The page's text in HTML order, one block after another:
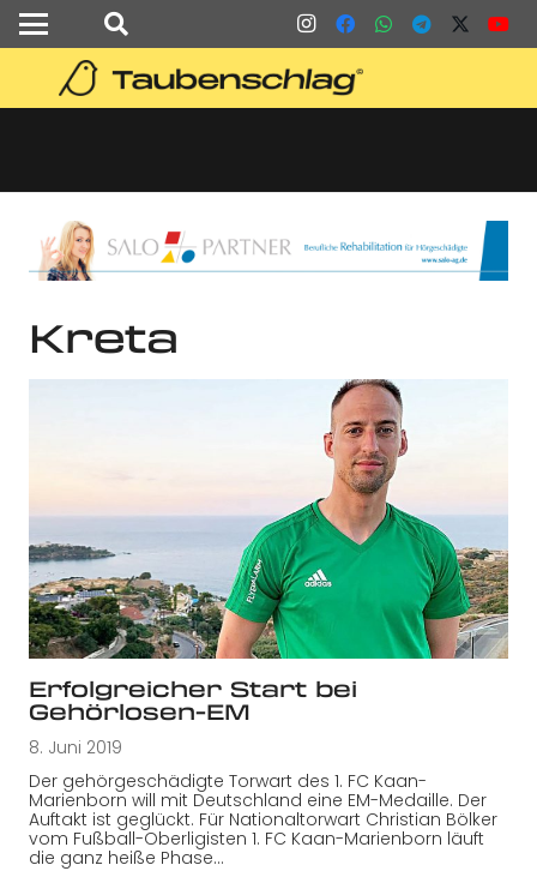
Kreta
Erfolgreicher Start bei
Gehörlosen-EM
8. Juni 2019
Der gehörgeschädigte Torwart des 1. FC Kaan-
Marienborn will mit Deutschland eine EM-Medaille. Der
Auftakt ist geglückt. Für Nationaltorwart Christian Bölker
vom Fußball-Oberligisten 1. FC Kaan-Marienborn läuft
die ganz heiße Phase…